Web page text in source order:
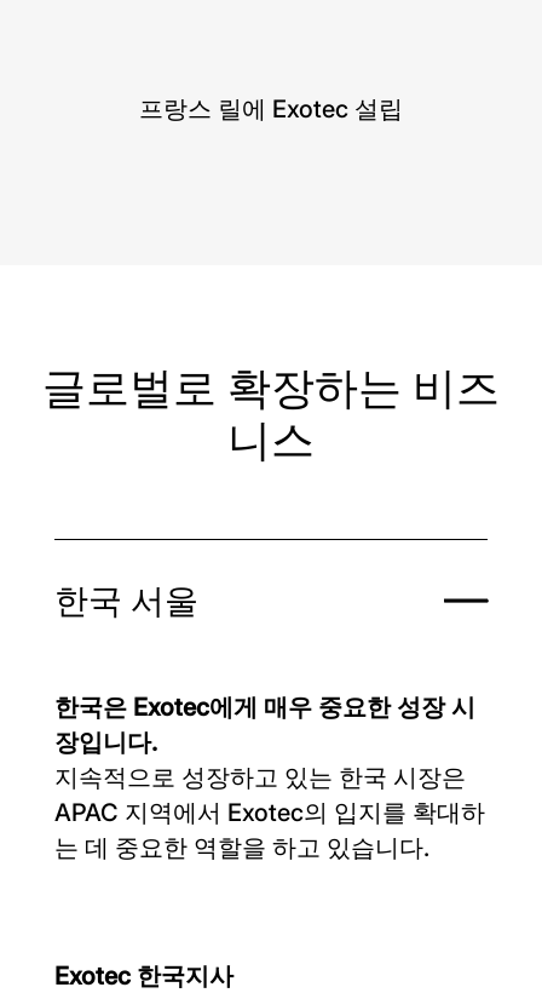
프랑스 릴에 Exotec 설립
글로벌로 확장하는 비즈
니스
한국 서울
한국은 Exotec에게 매우 중요한 성장 시
장입니다.
지속적으로 성장하고 있는 한국 시장은
APAC 지역에서 Exotec의 입지를 확대하
는 데 중요한 역할을 하고 있습니다.
Exotec 한국지사